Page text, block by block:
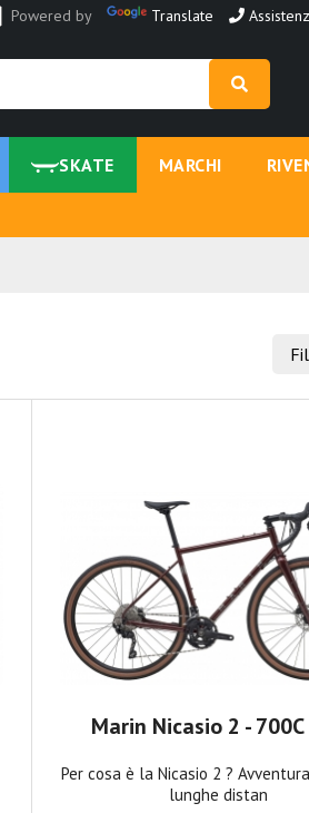
Powered by Translate
SKATE MARCHI
Marin Nicasio 2 - 700C
Per cosa è la Nicasio 2 ?
lunghe distan